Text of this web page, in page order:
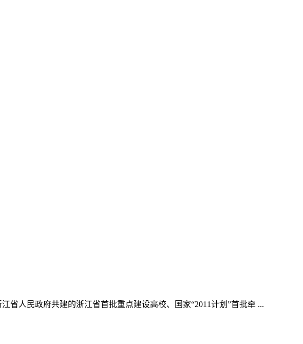
省人民政府共建的浙江省首批重点建设高校、国家“2011计划”首批牵 ...